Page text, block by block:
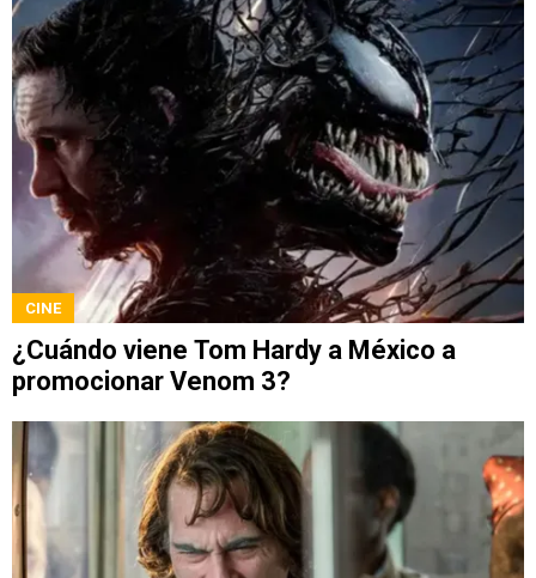
CINE
¿Cuándo viene Tom Hardy a México a
promocionar Venom 3?